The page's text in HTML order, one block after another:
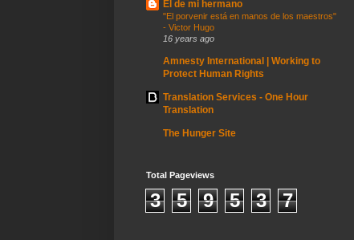
El de mi hermano
"El porvenir está en manos de los maestros"
- Victor Hugo
16 years ago
Amnesty International | Working to
Protect Human Rights
Translation Services - One Hour
Translation
The Hunger Site
Total Pageviews
3 5 9 5 3 7